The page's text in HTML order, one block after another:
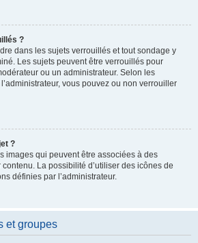
?
dans les sujets verrouillés et tout sondage y
Les sujets peuvent être verrouillés pour
ou un administrateur. Selon les
vous pouvez ou non verrouiller
?
images qui peuvent être associées à des
La possibilité d’utiliser des icônes de
définies par l’administrateur.
et groupes